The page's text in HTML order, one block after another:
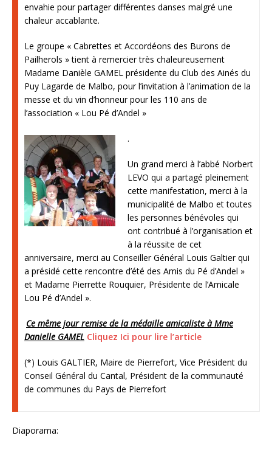
envahie pour partager différentes danses malgré une
chaleur accablante.
Le groupe « Cabrettes et Accordéons des Burons de
Pailherols » tient à remercier très chaleureusement
Madame Danièle GAMEL présidente du Club des Ainés du
Puy Lagarde de Malbo, pour l’invitation à l’animation de la
messe et du vin d’honneur pour les 110 ans de
l’association « Lou Pé d’Andel »
.
Un grand merci à l’abbé Norbert
LEVO qui a partagé pleinement
cette manifestation, merci à la
municipalité de Malbo et toutes
les personnes bénévoles qui
ont contribué à l’organisation et
à la réussite de cet
anniversaire, merci au Conseiller Général Louis Galtier qui
a présidé cette rencontre d’été des Amis du Pé d’Andel »
et Madame Pierrette Rouquier, Présidente de l’Amicale
Lou Pé d’Andel ».
Ce même jour remise de la médaille amicaliste à Mme
Danielle GAMEL Cliquez Ici pour lire l’article
(*) Louis GALTIER, Maire de Pierrefort, Vice Président du
Conseil Général du Cantal, Président de la communauté
de communes du Pays de Pierrefort
Diaporama: